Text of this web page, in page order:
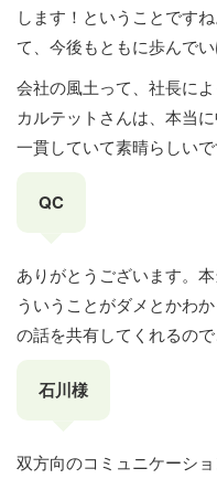
します！ということです
て、今後もともに歩んでい
会社の風土って、社長に
カルテットさんは、本当
一貫していて素晴らしい
QC
ありがとうございます。
ういうことがダメとかわ
の話を共有してくれるの
石川様
双方向のコミュニケーシ